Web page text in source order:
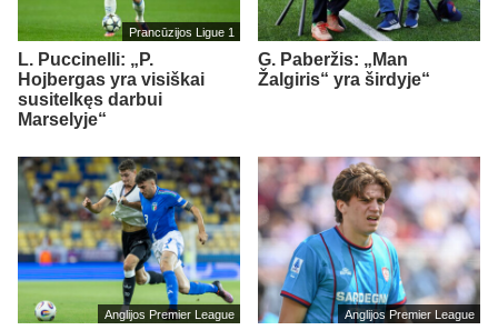
Prancūzijos Ligue 1
L. Puccinelli: „P.
Hojbergas yra visiškai
susitelkęs darbui
Marselyje“
G. Paberžis: „Man
Žalgiris“ yra širdyje“
Anglijos Premier League Anglijos Premier League